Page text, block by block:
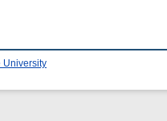
University